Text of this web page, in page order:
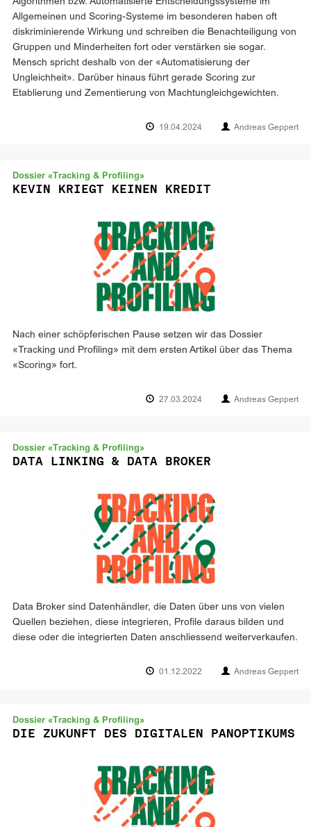
Allgemeinen und Scoring-Systeme im besonderen haben oft
diskriminierende Wirkung und schreiben die Benachteiligung von
Gruppen und Minderheiten fort oder verstärken sie sogar.
Mensch spricht deshalb von der «Automatisierung der
Ungleichheit». Darüber hinaus führt gerade Scoring zur
Etablierung und Zementierung von Machtungleichgewichten.
19.04.2024 Andreas Geppert
Dossier «Tracking & Profiling»
KEVIN KRIEGT KEINEN KREDIT
Nach einer schöpferischen Pause setzen wir das Dossier
«Tracking und Profiling» mit dem ersten Artikel über das Thema
«Scoring» fort.
27.03.2024 Andreas Geppert
Dossier «Tracking & Profiling»
DATA LINKING & DATA BROKER
Data Broker sind Datenhändler, die Daten über uns von vielen
Quellen beziehen, diese integrieren, Profile daraus bilden und
diese oder die integrierten Daten anschliessend weiterverkaufen.
01.12.2022 Andreas Geppert
Dossier «Tracking & Profiling»
DIE ZUKUNFT DES DIGITALEN PANOPTIKUMS